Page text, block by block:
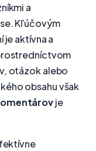
a
Kľúčovým
aktívna a
otázok alebo
obsahu však
je